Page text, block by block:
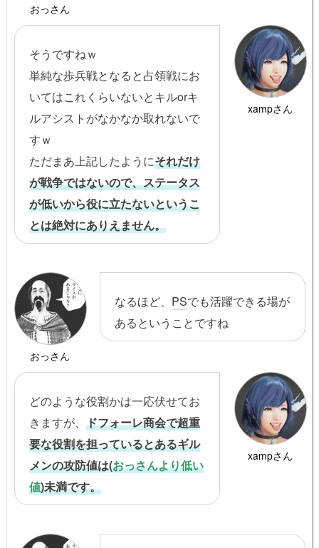
おっさん
xampさん
そうですねｗ
単純な歩兵戦となると占領戦にお
いてはこれくらいないとキルorキ
ルアシストがなかなか取れないで
すｗ
ただまあ上記したようにそれだけ
が戦争ではないので、ステータス
が低いから役に立たないというこ
とは絶対にありえません。
おっさん
なるほど、 PSでも活躍できる場が
あるということですね
xampさん
どのような役割かは一応伏せてお
きますが、 ドフォーレ商会で超重
要な役割を担っているとあるギル
メンの攻防値は(おっさんより低い
値)未満です。